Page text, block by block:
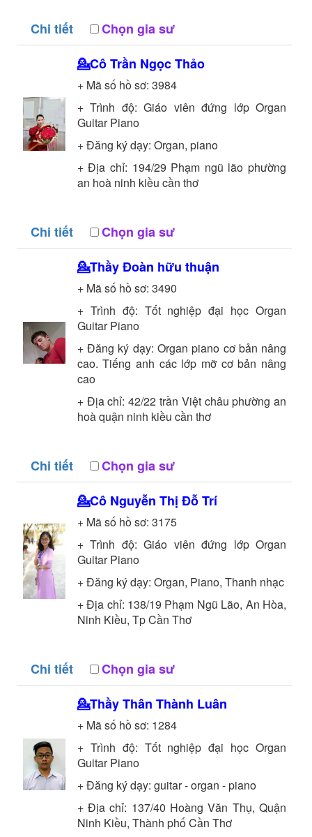
Chi tiết
Chọn gia sư
💁CôTrần Ngọc Thảo
+ Mã số hồ sơ: 3984
+ Trình độ:Giáo viên đứng lớp Organ
Guitar Piano
+ Đăng ký dạy: Organ, piano
+ Địa chỉ: 194/29 Phạm ngũ lão phường
an hoà ninh kiều cần thơ
Chi tiết
Chọn gia sư
💁ThầyĐoàn hữu thuận
+ Mã số hồ sơ: 3490
+ Trình độ: Tốt nghiệp đại học Organ
Guitar Piano
+ Đăng ký dạy: Organ piano cơ bản nâng
cao. Tiếng anh các lớp mỡ cơ bản nâng
cao
+ Địa chỉ: 42/22 trần Việt châu phường an
hoà quận ninh kiều cần thơ
Chi tiết
Chọn gia sư
💁Cô Nguyễn Thị Đỗ Trí
+ Mã số hồ sơ: 3175
+ Trình độ:Giáo viên đứng lớp Organ
Guitar Piano
+ Đăng ký dạy: Organ, Piano, Thanh nhạc
+ Địa chỉ: 138/19 Phạm Ngũ Lão, An Hòa,
Ninh Kiều, Tp Cần Thơ
Chi tiết
Chọn gia sư
💁ThầyThân Thành Luân
+ Mã số hồ sơ: 1284
+ Trình độ: Tốt nghiệp đại học Organ
Guitar Piano
+ Đăng ký dạy: guitar - organ - piano
+ Địa chỉ: 137/40 Hoàng Văn Thụ, Quận
Ninh Kiều, Thành phố Cần Thơ